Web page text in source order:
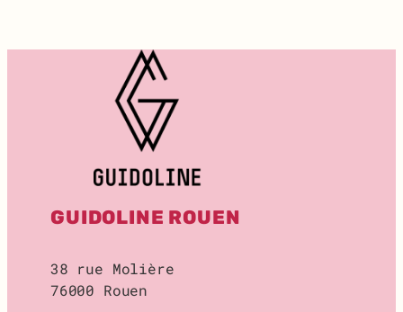
R
E
C
H
E
R
H
D
O
GUIDOLINE ROUEN
38 rue Molière
76000 Rouen